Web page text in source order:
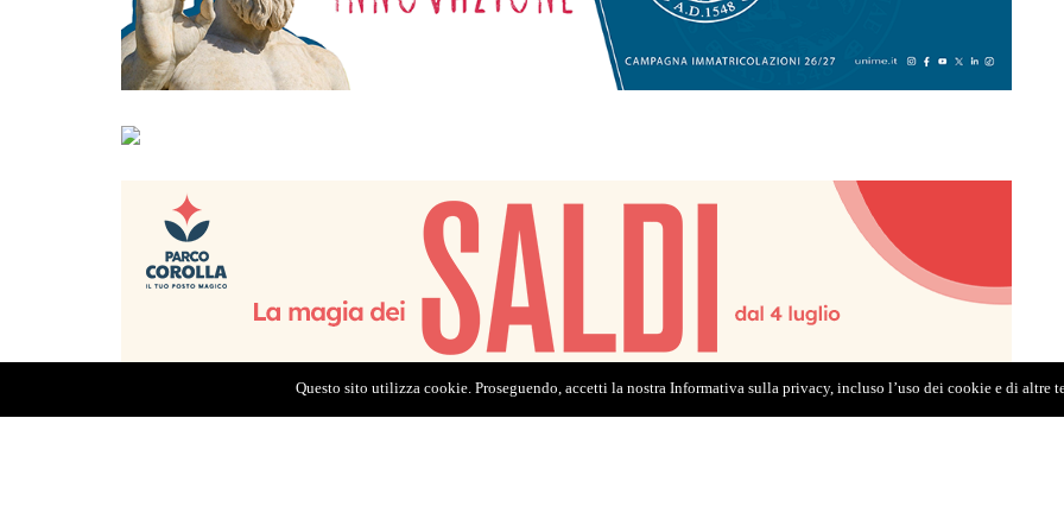
Questo sito utilizza cookie. Proseguendo, accetti la nostra Informativa sulla privacy, incluso l’uso dei cookie e di altre